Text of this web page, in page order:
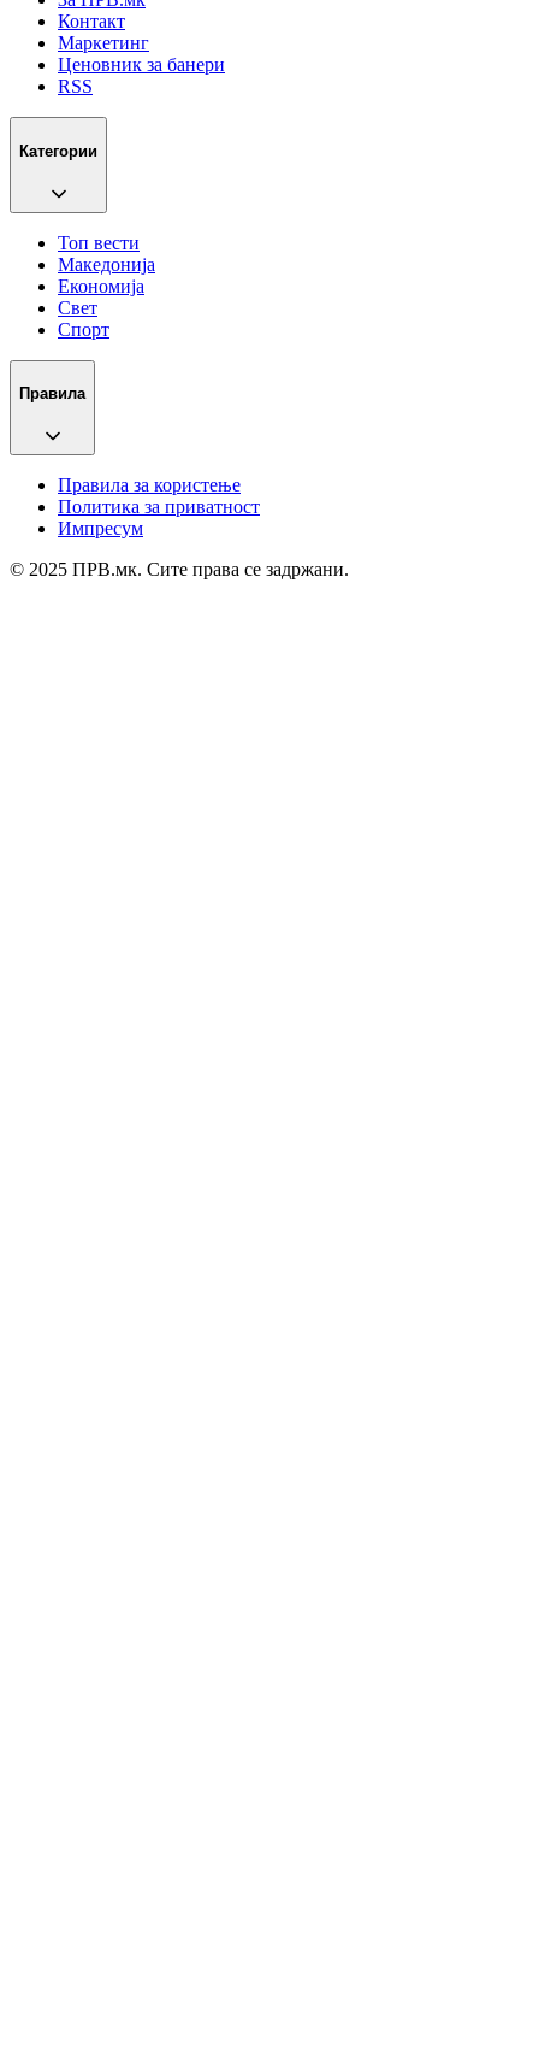
Контакт
Маркетинг
Ценовник за банери
RSS
Категории
Топ вести
Македонија
Економија
Свет
Спорт
Правила
Правила за користење
Политика за приватност
Импресум
© 2025 ПРВ.мк. Сите права се задржани.